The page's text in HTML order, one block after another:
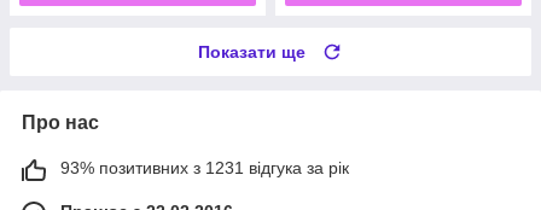
Показати ще
Про нас
93% позитивних з 1231 відгука за рік